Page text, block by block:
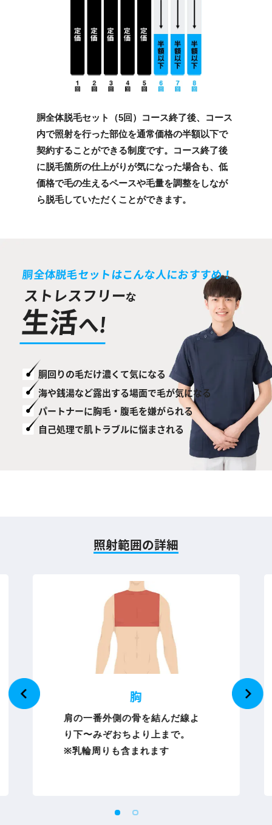
胴全体脱毛セット（5回）コース終了後、コース
内で照射を行った部位を通常価格の半額以下で
契約することができる制度です。コース終了後
に脱毛箇所の仕上がりが気になった場合も、低
価格で毛の生えるペースや毛量を調整をしなが
ら脱毛していただくことができます。
胴全体脱毛セットはこんな人におすすめ！
ストレスフリーな
生活へ!
胴回りの毛だけ濃くて気になる
海や銭湯など露出する場面で毛が気になる
パートナーに胸毛・腹毛を嫌がられる
自己処理で肌トラブルに悩まされる
照射範囲の詳細
胸
肩の一番外側の骨を結んだ線よ
り下〜みぞおちより上まで。
※乳輪周りも含まれます